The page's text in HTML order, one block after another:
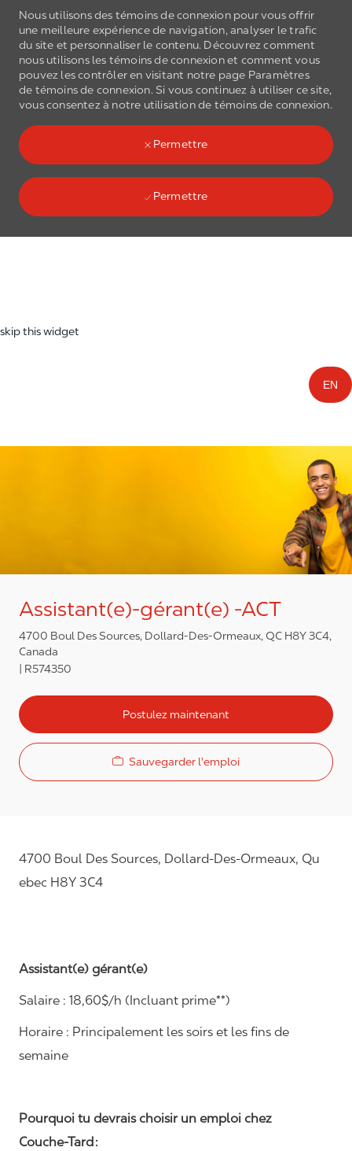
Nous utilisons des témoins de connexion pour vous offrir
une meilleure expérience de navigation, analyser le trafic
du site et personnaliser le contenu. Découvrez comment
nous utilisons les témoins de connexionet comment vous
pouvez les contrôler en visitant notre page Paramètres
de témoins de connexion. Si vous continuez à utiliser ce site,
vous consentez à notre utilisation de témoins de connexion.
Permettre
Permettre
Skip to main content
(0)
skip this widget
EN
Assistant(e)-gérant(e) -ACT
4700 Boul Des Sources, Dollard-Des-Ormeaux, QC H8Y 3C4,
Canada
R574350
Postulez maintenant
Sauvegarder l'emploi
4700 Boul Des Sources, Dollard-Des-Ormeaux, Qu
ebec H8Y 3C4
Assistant(e) gérant(e)
Salaire : 18,60$/h (Incluant prime**)
Horaire : Principalement les soirs et les fins de
semaine
Pourquoi tu devrais choisir un emploi chez
Couche-Tard :